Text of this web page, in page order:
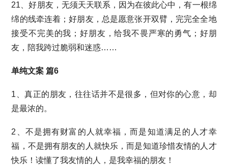
21、好朋友，无须天天联系，因为在彼此心中，有一根绵
绵的线牵连着；好朋友，总是愿意张开双臂，完完全全地
接受不完美的我；好朋友，给我不畏严寒的勇气；好朋
友，陪我跨过脆弱和迷惑……
单纯文案 篇6
1、真正的朋友，往往话并不是很多，但对你的心意，却
是最浓的。
2、不是拥有财富的人就幸福，而是知道满足的人才幸
福，不是拥有朋友的人就快乐，而是知道珍惜友情的人才
快乐！读懂了我友情的人，是我幸福的朋友！